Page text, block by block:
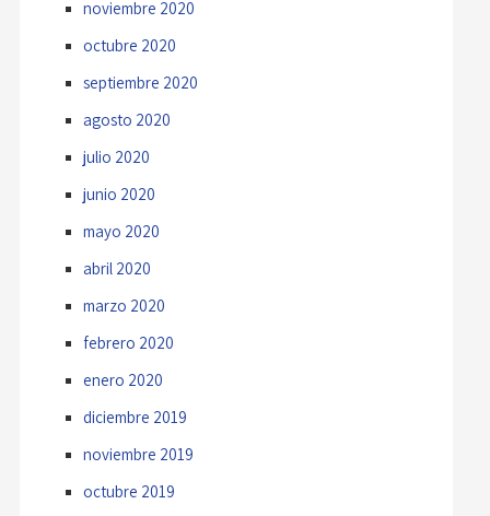
noviembre 2020
octubre 2020
septiembre 2020
agosto 2020
julio 2020
junio 2020
mayo 2020
abril 2020
marzo 2020
febrero 2020
enero 2020
diciembre 2019
noviembre 2019
octubre 2019